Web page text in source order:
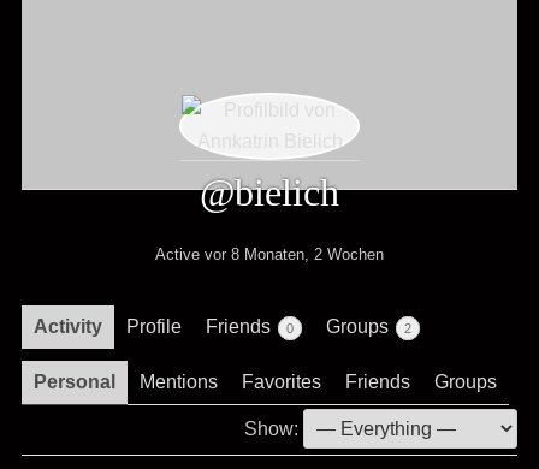
@bielich
Active vor 8 Monaten, 2 Wochen
Activity Profile Friends 0 Groups 2
Personal Mentions Favorites Friends Groups
Show: